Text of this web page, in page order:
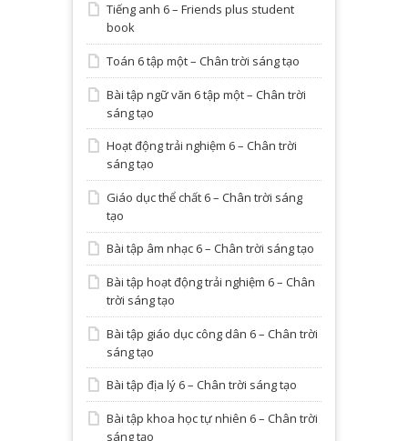
Tiếng anh 6 – Friends plus student
book
Toán 6 tập một – Chân trời sáng tạo
Bài tập ngữ văn 6 tập một – Chân trời
sáng tạo
Hoạt động trải nghiệm 6 – Chân trời
sáng tạo
Giáo dục thể chất 6 – Chân trời sáng
tạo
Bài tập âm nhạc 6 – Chân trời sáng tạo
Bài tập hoạt động trải nghiệm 6 – Chân
trời sáng tạo
Bài tập giáo dục công dân 6 – Chân trời
sáng tạo
Bài tập địa lý 6 – Chân trời sáng tạo
Bài tập khoa học tự nhiên 6 – Chân trời
sáng tạo